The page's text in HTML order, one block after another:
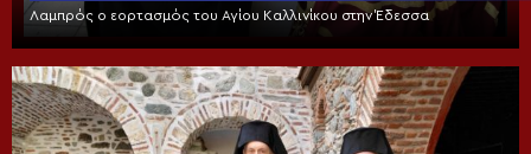
Λαμπρός ο εορτασμός του Αγίου Καλλινίκου στην Έδεσσα